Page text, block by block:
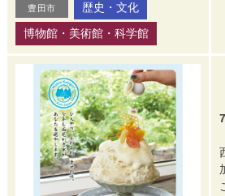
豊田市
歴史・文化
博物館・美術館・科学館